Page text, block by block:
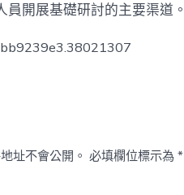
開展基礎研討的主要渠道。
址不會公開。 必填欄位標示為 *